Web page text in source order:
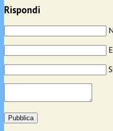
Rispondi
Pubblica